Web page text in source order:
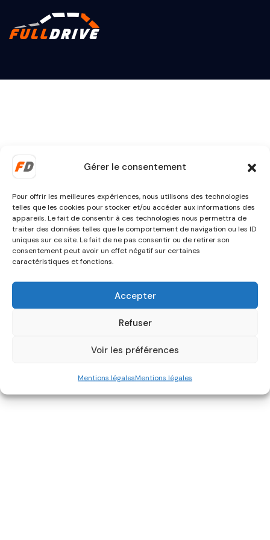
Gérer le consentement
Pour offrir les meilleures expériences, nous utilisons des technologies
telles que les cookies pour stocker et/ou accéder aux informations des
appareils. Le fait de consentir à ces technologies nous permettra de
traiter des données telles que le comportement de navigation ou les ID
uniques sur ce site. Le fait de ne pas consentir ou de retirer son
consentement peut avoir un effet négatif sur certaines
caractéristiques et fonctions.
Accepter
Refuser
Voir les préférences
Mentions légalesMentions légales